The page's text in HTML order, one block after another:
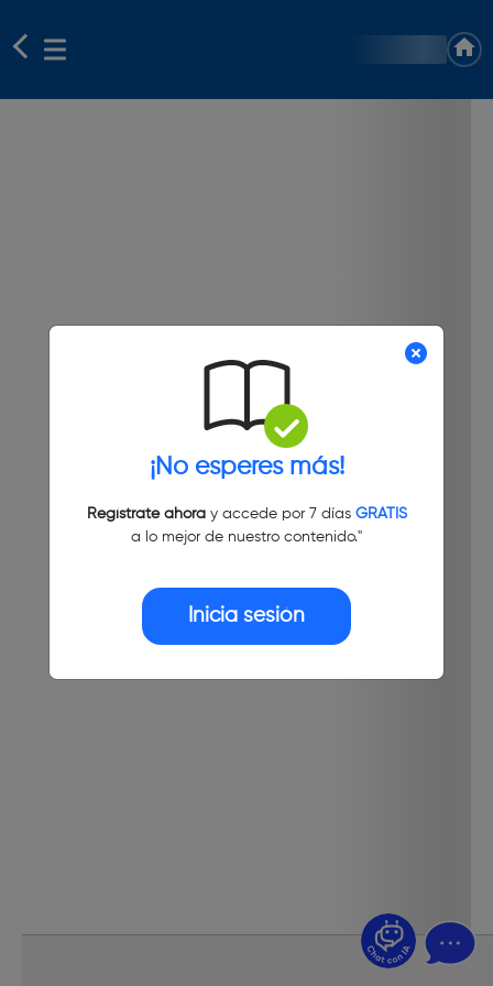
¡No esperes más!
Regístrate ahoray accede por 7 días GRATIS
a lo mejor de nuestro contenido."
Inicia sesión